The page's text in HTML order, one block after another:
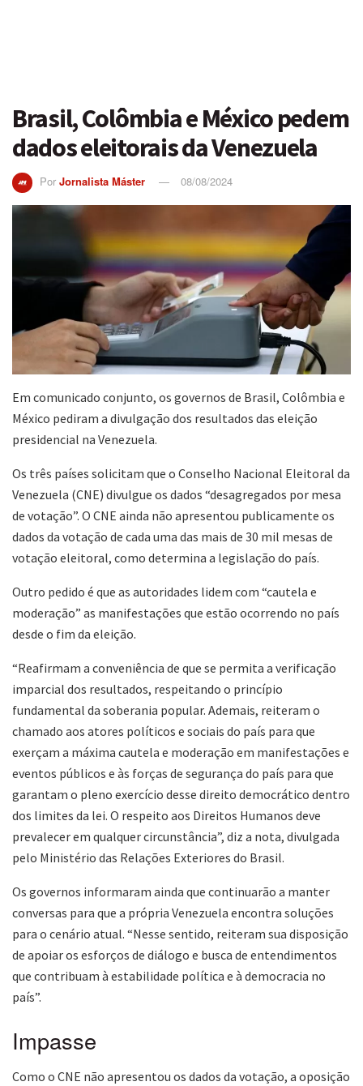
Brasil, Colômbia e México pedem
dados eleitorais da Venezuela
Por Jornalista Máster 08/08/2024
Em comunicado conjunto, os governos de Brasil, Colômbia e
México pediram a divulgação dos resultados das eleição
presidencial na Venezuela.
Os três países solicitam que o Conselho Nacional Eleitoral da
Venezuela (CNE) divulgue os dados “desagregados por mesa
de votação”. O CNE ainda não apresentou publicamente os
dados da votação de cada uma das mais de 30 mil mesas de
votação eleitoral, como determina a legislação do país.
Outro pedido é que as autoridades lidem com “cautela e
moderação” as manifestações que estão ocorrendo no país
desde o fim da eleição.
“Reafirmam a conveniência de que se permita a verificação
imparcial dos resultados, respeitando o princípio
fundamental da soberania popular. Ademais, reiteram o
chamado aos atores políticos e sociais do país para que
exerçam a máxima cautela e moderação em manifestações e
eventos públicos e às forças de segurança do país para que
garantam o pleno exercício desse direito democrático dentro
dos limites da lei. O respeito aos Direitos Humanos deve
prevalecer em qualquer circunstância”, diz a nota, divulgada
pelo Ministério das Relações Exteriores do Brasil.
Os governos informaram ainda que continuarão a manter
conversas para que a própria Venezuela encontra soluções
para o cenário atual. “Nesse sentido, reiteram sua disposição
de apoiar os esforços de diálogo e busca de entendimentos
que contribuam à estabilidade política e à democracia no
país”.
Impasse
Como o CNE não apresentou os dados da votação, a oposição